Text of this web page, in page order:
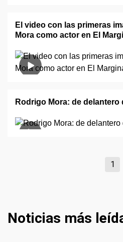
El video con las primeras
Mora como actor en El
Rodrigo Mora: de delantero
1
Noticias más